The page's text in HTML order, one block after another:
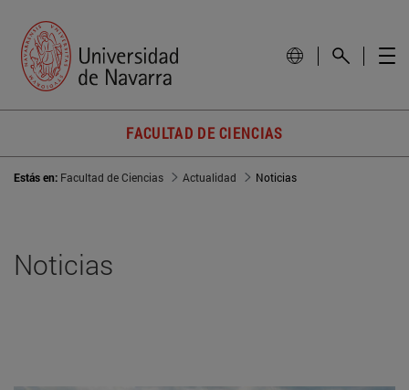
FACULTAD DE CIENCIAS
Estás en: Facultad de Ciencias Actualidad Noticias
Noticias